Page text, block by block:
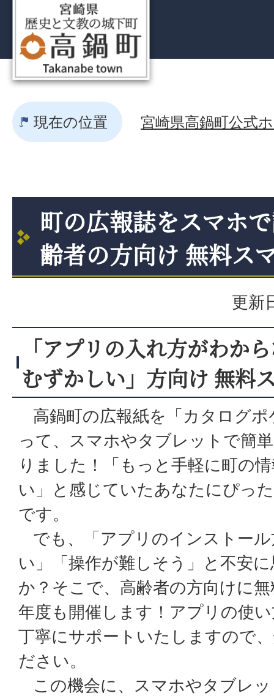
現在の位置 宮崎県高鍋町公式
町の広報誌をスマホ
齢者の方向け 無料ス
更新
「アプリの入れ方がわか
むずかしい」方向け 無料
高鍋町の広報紙を「カタログ
って、スマホやタブレットで簡
りました！「もっと手軽に町の
い」と感じていたあなたにぴっ
です。
でも、「アプリのインストー
い」「操作が難しそう」と不安
か？そこで、高齢者の方向けに
年度も開催します！アプリの使
丁寧にサポートいたしますので
ださい。
この機会に、スマホやタブレ